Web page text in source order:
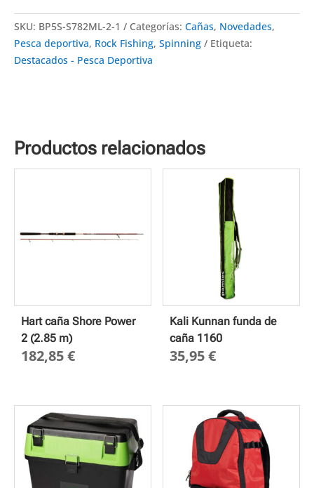
SKU: BP5S-S782ML-2-1 Categorías: Cañas, Novedades,
Pesca deportiva, Rock Fishing, Spinning
Etiqueta:
Destacados - Pesca Deportiva
Productos relacionados
Hart caña Shore Power
2 (2.85 m)
182,85€
Kali Kunnan funda de
caña 1160
35,95€